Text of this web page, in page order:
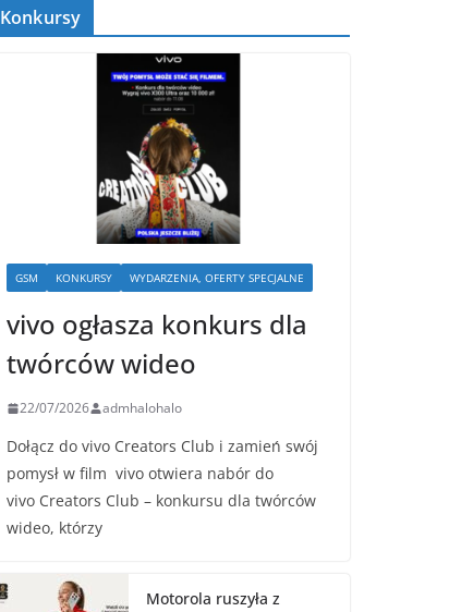
Konkursy
GSM KONKURSY WYDARZENIA, OFERTY SPECJALNE
vivo ogłasza konkurs dla
twórców wideo
22/07/2026 admhalohalo
Dołącz do vivo Creators Club i zamień swój
pomysł w film vivo otwiera nabór do
vivo Creators Club – konkursu dla twórców
wideo, którzy
Motorola ruszyła z